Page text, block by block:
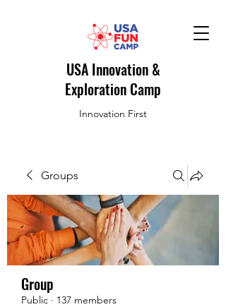
USA Innovation &
Exploration Camp
Innovation First
Groups
Group
Public · 137 members